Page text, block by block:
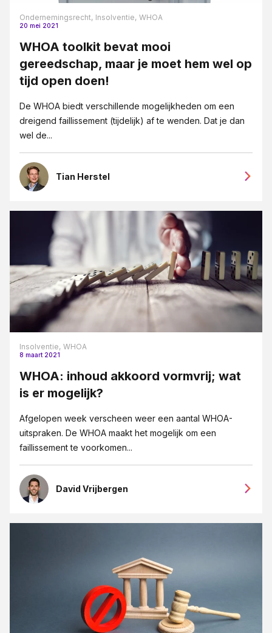
Ondernemingsrecht, Insolventie, WHOA
20 mei 2021
WHOA toolkit bevat mooi
gereedschap, maar je moet hem wel op
tijd open doen!
De WHOA biedt verschillende mogelijkheden om een
dreigend faillissement (tijdelijk) af te wenden. Dat je dan
wel de...
Tian Herstel
Insolventie, WHOA
8 maart 2021
WHOA: inhoud akkoord vormvrij; wat
is er mogelijk?
Afgelopen week verscheen weer een aantal WHOA-
uitspraken. De WHOA maakt het mogelijk om een
faillissement te voorkomen...
David Vrijbergen